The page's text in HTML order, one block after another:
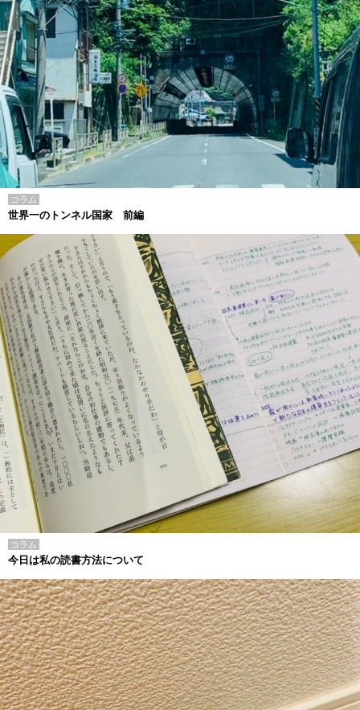
コラム
世界一のトンネル国家 前編
コラム
今日は私の読書方法について